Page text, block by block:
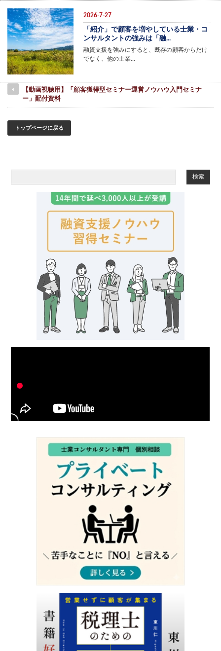
2026-7-27
「紹介」で顧客を増やしている士業・コ
ンサルタントの強みは「融...
融資支援を強みにすると、既存の顧客からだけ
でなく、他の士業…
【動画視聴用】「顧客獲得型セミナー運営ノウハウ入門セミナ
ー」配付資料
トップページに戻る